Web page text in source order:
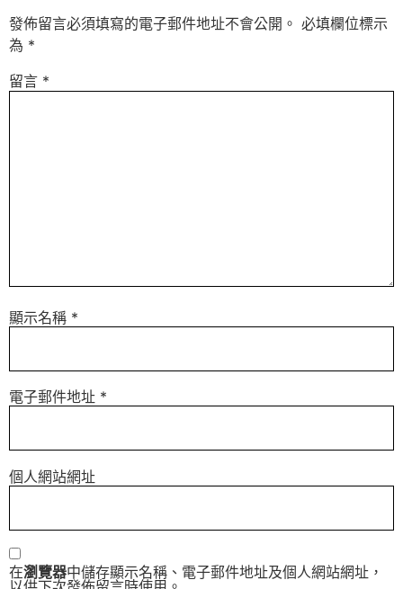
發佈留言必須填寫的電子郵件地址不會公開。 必填欄位標示
為 *
留言 *
顯示名稱 *
電子郵件地址 *
個人網站網址
在瀏覽器中儲存顯示名稱、電子郵件地址及個人網站網址，